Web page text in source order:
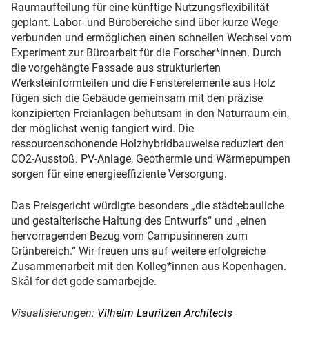
Raumaufteilung für eine künftige Nutzungsflexibilität
geplant. Labor- und Bürobereiche sind über kurze Wege
verbunden und ermöglichen einen schnellen Wechsel vom
Experiment zur Büroarbeit für die Forscher*innen. Durch
die vorgehängte Fassade aus strukturierten
Werksteinformteilen und die Fensterelemente aus Holz
fügen sich die Gebäude gemeinsam mit den präzise
konzipierten Freianlagen behutsam in den Naturraum ein,
der möglichst wenig tangiert wird. Die
ressourcenschonende Holzhybridbauweise reduziert den
CO2-Ausstoß. PV-Anlage, Geothermie und Wärmepumpen
sorgen für eine energieeffiziente Versorgung.
Das Preisgericht würdigte besonders „die städtebauliche
und gestalterische Haltung des Entwurfs“ und „einen
hervorragenden Bezug vom Campusinneren zum
Grünbereich.“ Wir freuen uns auf weitere erfolgreiche
Zusammenarbeit mit den Kolleg*innen aus Kopenhagen.
Skål for det gode samarbejde.
Visualisierungen: Vilhelm Lauritzen Architects